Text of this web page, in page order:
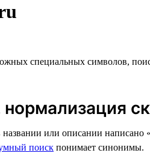
специальных символов,
названии или описании
поиск понимает синонимы.